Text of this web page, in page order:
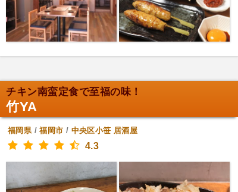
チキン南蛮定食で至福の味！
竹YA
福岡県/福岡市 / 中央区小笹 居酒屋
4.3